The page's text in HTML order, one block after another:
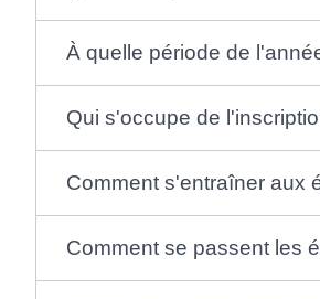
À quelle période de
Qui s'occupe de
Comment s'entraîner aux
Comment se passent les